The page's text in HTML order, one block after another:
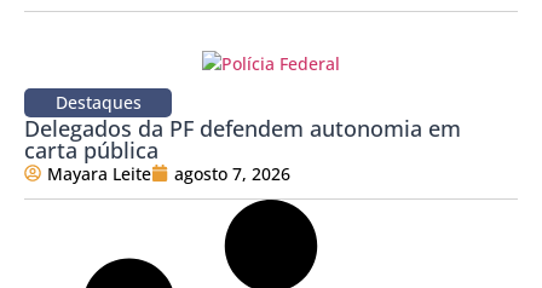
Destaques
Delegados da PF defendem autonomia em
carta pública
Mayara Leite agosto 7, 2026